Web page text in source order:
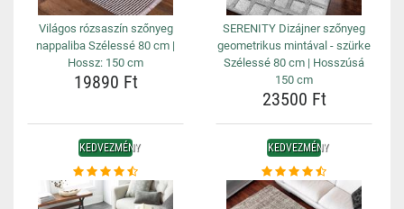
Világos rózsaszín szőnyeg
nappaliba Szélessé 80 cm |
Hossz: 150 cm
19890 Ft
SERENITY Dizájner szőnyeg
geometrikus mintával - szürke
Szélessé 80 cm | Hosszúsá
150 cm
23500 Ft
KEDVEZMÉNY KEDVEZMÉNY